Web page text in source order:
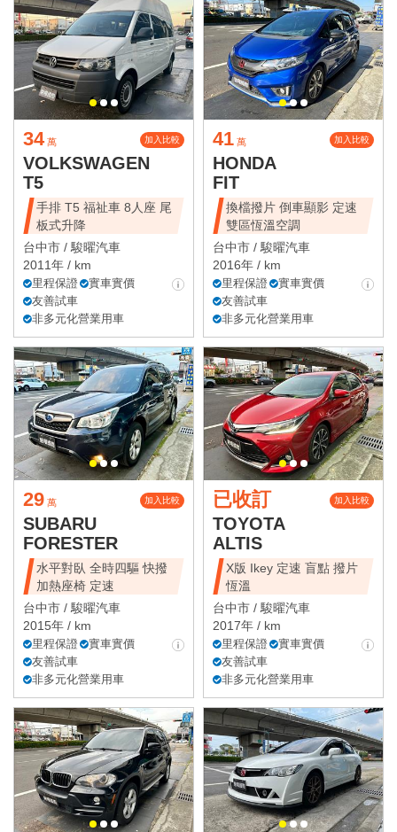
34 萬 加入比較
VOLKSWAGEN
T5
手排 T5 福祉車 8人座 尾
板式升降
台中市 /駿曜汽車
2011年 / km
里程保證
實車實價
友善試車
非多元化營業用車
41 萬 加入比較
HONDA
FIT
換檔撥片 倒車顯影 定速
雙區恆溫空調
台中市 /駿曜汽車
2016年 / km
里程保證
實車實價
友善試車
非多元化營業用車
29 萬 加入比較
SUBARU
FORESTER
水平對臥 全時四驅 快撥
加熱座椅 定速
台中市 /駿曜汽車
2015年 / km
里程保證
實車實價
友善試車
非多元化營業用車
已收訂 加入比較
TOYOTA
ALTIS
X版 Ikey 定速 盲點 撥片
恆溫
台中市 /駿曜汽車
2017年 / km
里程保證
實車實價
友善試車
非多元化營業用車